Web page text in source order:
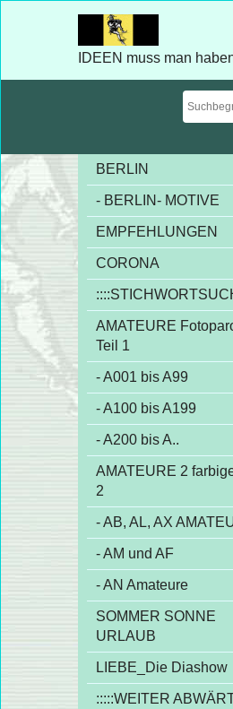
IDEEN muss man
BERLIN
- BERLIN- MOTIVE
EMPFEHLUNGEN
CORONA
AMATEURE
Teil 1
- A001 bis A99
- A100 bis A199
- A200 bis A..
AMATEURE 2
2
- AB, AL, AX
- AM und AF
- AN Amateure
SOMMER SONNE
URLAUB
LIEBE_Die Diashow
:::::WEITER